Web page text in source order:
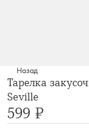
Назад
Тарелка
Seville
599 ₽